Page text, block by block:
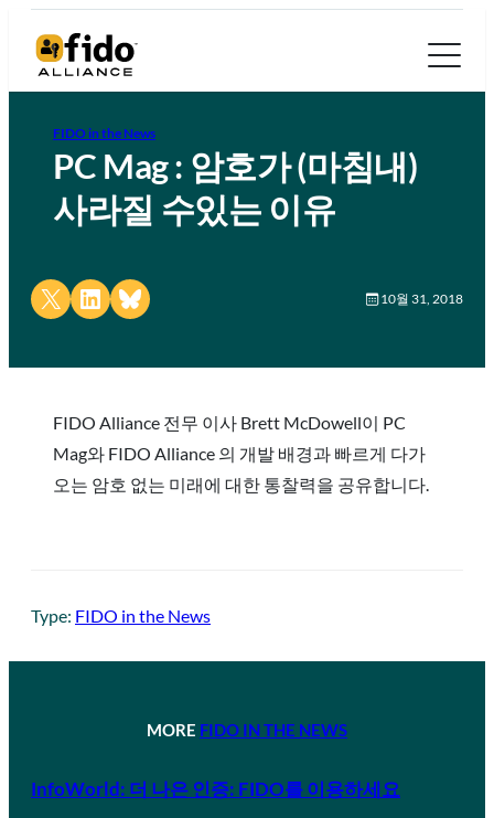
FIDO in the News
PC Mag : 암호가 (마침내)
사라질 수있는 이유
Share on X Share on LinkedIn
Share on Bluesky 10월 31, 2018
FIDO Alliance 전무 이사 Brett McDowell이 PC
Mag와 FIDO Alliance 의 개발 배경과 빠르게 다가
오는 암호 없는 미래에 대한 통찰력을 공유합니다.
Type: FIDO in the News
MORE FIDO IN THE NEWS
InfoWorld: 더 나은 인증: FIDO를 이용하세요